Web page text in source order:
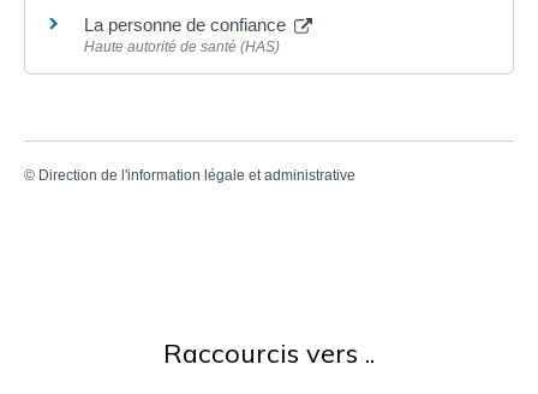
La personne de confiance
Haute autorité de santé (HAS)
© Direction de l'information légale et administrative
Raccourcis vers ..